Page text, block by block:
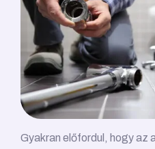
Gyakran előfordul, hogy az